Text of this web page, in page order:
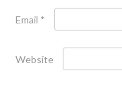
Email *
Website